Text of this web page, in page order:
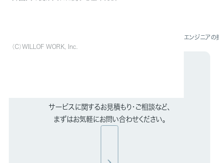
（C）WILLOF WORK, Inc.
「CodeZine」などに当社が実施した「中途ITエンジニア
サービスに関するお見積もり・ご相談など、
まずはお気軽にお問い合わせください。